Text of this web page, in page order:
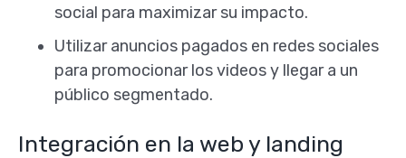
social para maximizar su impacto.
Utilizar anuncios pagados en redes sociales
para promocionar los videos y llegar a un
público segmentado.
Integración en la web y landing